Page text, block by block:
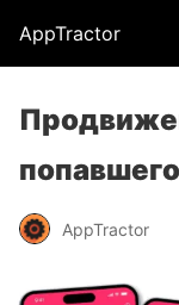
AppTractor
AppTractor